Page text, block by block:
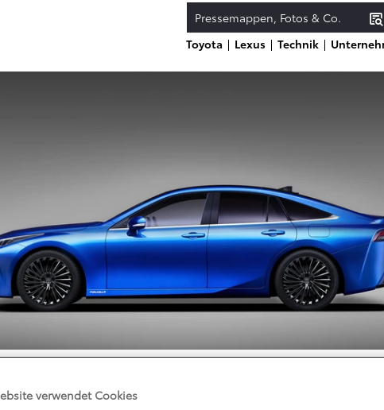
Pressemappen, Fotos & Co.
Toyota
Lexus Technik
kombiniert 0kw/100km, CO2-Emissionen kombiniert 0 g/km.
TEXT
verwendet Cookies